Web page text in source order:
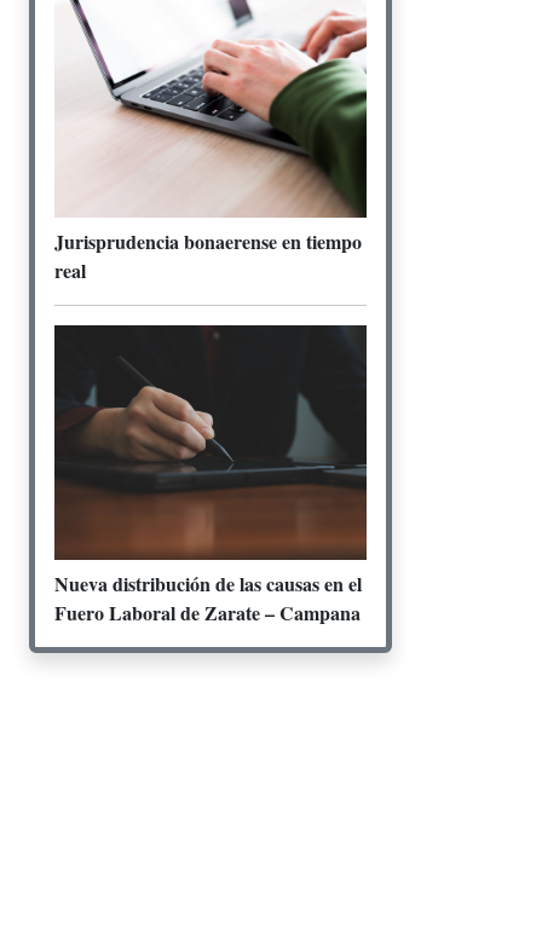
Jurisprudencia bonaerense en tiempo
real
Nueva distribución de las causas en el
Fuero Laboral de Zarate – Campana